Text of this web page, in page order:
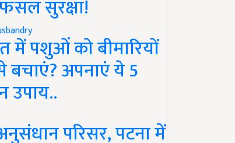
सुरक्षा!
में पशुओं को बीमारियों
अपनाएं ये 5
उपाय..
परिसर, पटना में